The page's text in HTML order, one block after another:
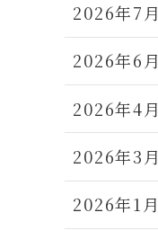
2026年7月
2026年6月
2026年4月
2026年3月
2026年1月